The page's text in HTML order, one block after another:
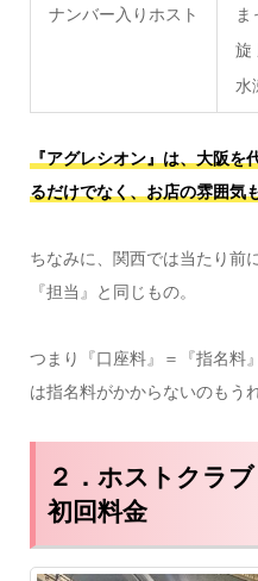
ナンバー入りホスト
旋
水
『アグレシオン』は、大阪を
るだけでなく、お店の雰囲気
ちなみに、関西では当たり前
『担当』と同じもの。
つまり『口座料』＝『指名料
は指名料がかからないのもう
２．ホストクラ
初回料金